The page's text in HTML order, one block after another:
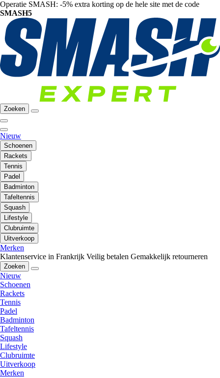
Operatie SMASH: -5% extra korting op de hele site met de code
SMASH5
Zoeken
Nieuw
Schoenen
Rackets
Tennis
Padel
Badminton
Tafeltennis
Squash
Lifestyle
Clubruimte
Uitverkoop
Merken
Klantenservice in Frankrijk Veilig betalen Gemakkelijk retourneren
Zoeken
Nieuw
Schoenen
Rackets
Tennis
Padel
Badminton
Tafeltennis
Squash
Lifestyle
Clubruimte
Uitverkoop
Merken